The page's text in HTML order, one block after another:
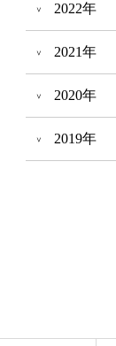
2022年
2021年
2020年
2019年